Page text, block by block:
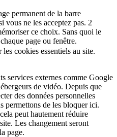
permanent de la barre
vous ne les acceptez pas. 2
ce choix. Sans quoi le
page ou fenêtre.
cookies essentiels au site.
services externes comme Google
de vidéo. Depuis que
des données personnelles
permettons de les bloquer ici.
peut hautement réduire
Les changement seront
page.